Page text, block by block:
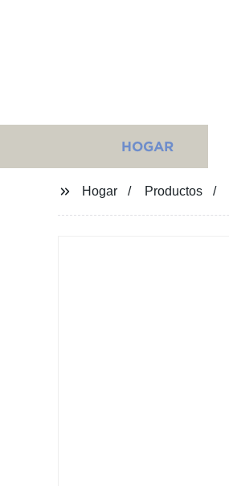
HOGAR
Hogar Productos